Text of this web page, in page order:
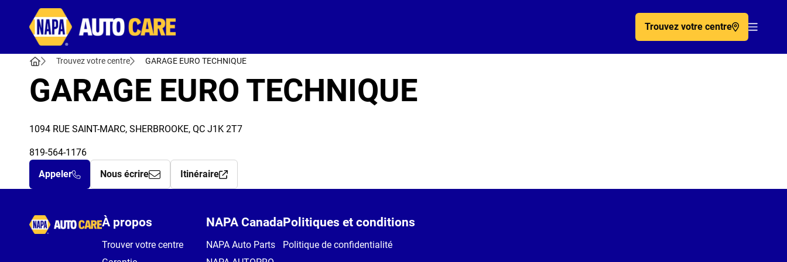
Trouvez votre centre
Trouvez votre centre GARAGE EURO TECHNIQUE
GARAGE EURO TECHNIQUE
1094 RUE SAINT-MARC, SHERBROOKE, QC J1K 2T7
819-564-1176
Appeler
Nous écrire Itinéraire
Autocare
À propos
Trouver votre centre
NAPA Canada
NAPA Auto Parts
Politiques et conditions
Politique de confidentialité